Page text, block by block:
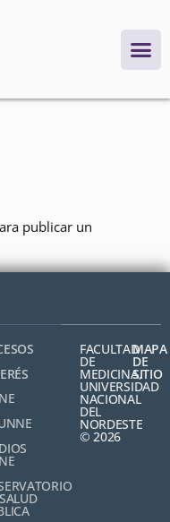
publicar un
FACULTAD
DE
MEDICINA,
UNIVERSIDAD
NACIONAL
DEL
NORDESTE
© 2026
MAPA
DE
SITIO